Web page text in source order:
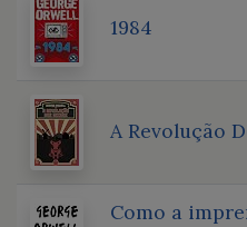
1984
A Revolução
Como a